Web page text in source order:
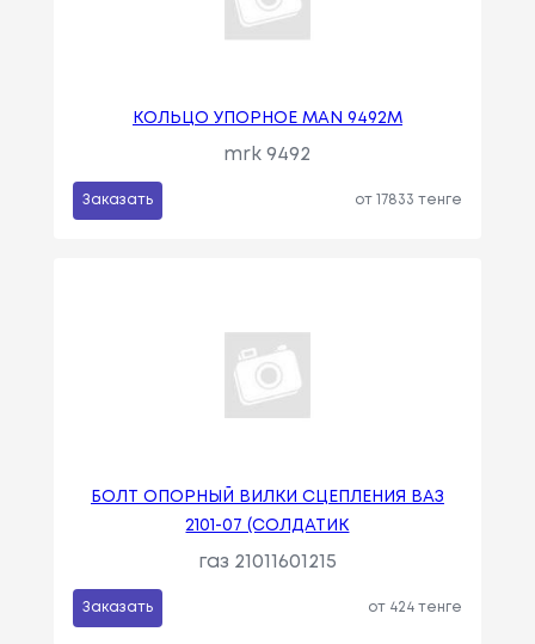
КОЛЬЦО УПОРНОЕ MAN 9492M
mrk 9492
Заказать от 17833 тенге
БОЛТ ОПОРНЫЙ ВИЛКИ СЦЕПЛЕНИЯ ВАЗ
2101-07 (СОЛДАТИК
газ 21011601215
Заказать от 424 тенге